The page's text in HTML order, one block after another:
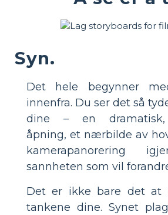
Syn.
Det hele begynner
innenfra. Du ser det så
dine – en dramatisk,
åpning, et nærbilde av
kamerapanorering
sannheten som vil
Det er ikke bare det at
tankene dine. Synet